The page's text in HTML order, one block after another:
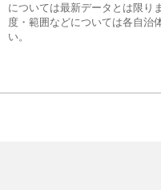
については最新データとは限り
度・範囲などについては各自治
い。